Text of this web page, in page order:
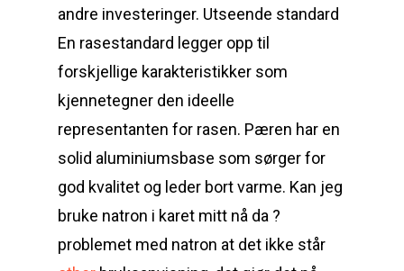
andre investeringer. Utseende standard
En rasestandard legger opp til
forskjellige karakteristikker som
kjennetegner den ideelle
representanten for rasen. Pæren har en
solid aluminiumsbase som sørger for
god kvalitet og leder bort varme. Kan jeg
bruke natron i karet mitt nå da ?
problemet med natron at det ikke står